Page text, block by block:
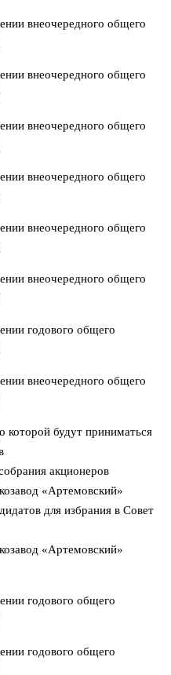
внеочередного общего
внеочередного общего
внеочередного общего
внеочередного общего
внеочередного общего
внеочередного общего
годового общего
внеочередного общего
которой будут приниматься
акционеров
«Артемовский»
для избрания в Совет
«Артемовский»
годового общего
годового общего